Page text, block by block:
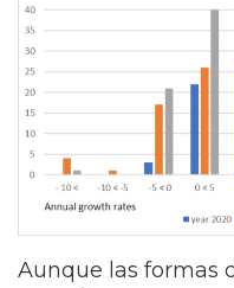
Aunque las formas